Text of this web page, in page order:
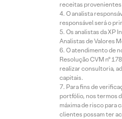
receitas provenientes
O analista
responsável será o
Os analistas da XP
Analistas de Valores
O atendimento de
Resolução CVM nº
realizar consultoria,
capitais.
Para fins de
portfólio, nos termos
máxima de risco para
clientes possam ter